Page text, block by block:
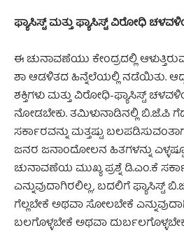
ಫ್ಯಾಸಿಸ್ಟ್ ಮತ್ತು ಫ್ಯಾಸಿಸ್ಟ್ ವಿರೋಧಿ
ಈ ಚುನಾವಣೆಯು ಕೇಂದ್ರದಲ್ಲಿ
ಶಾ ಆಡಳಿತದ ಹಿನ್ನೆಲೆಯಲ್ಲಿ ನಡೆಯಿತು.
ಶಕ್ತಿಗಳು ಮತ್ತು ವಿರೋಧಿ-ಫ್ಯಾಸಿಸ್ಟ್
ನೋಡಬೇಕು. ತಮಿಳುನಾಡಿನಲ್ಲಿ ಬಿ.ಜೆ.ಪಿ
ಸರ್ಕಾರವನ್ನು ಮತ್ತಷ್ಟು
ಜನರ ಜನಾಂದೋಲನ ಹಿತಗಳನ್ನು
ಚುನಾವಣೆಯ ಮುಖ್ಯ ಪ್ರಶ್ನೆ ಡಿ.ಎಂ.ಕೆ
ಎನ್ನುವುದಾಗಿರಲಿಲ್ಲ, ಬದಲಿಗೆ ಫ್ಯಾಸಿಸ್ಟ್
ಗೆಲ್ಲಬೇಕೆ ಅಥವಾ ಸೋಲಬೇಕೆ
ಬಲಗೊಳ್ಳಬೇಕೆ ಅಥವಾ ದುರ್ಬಲಗೊಳ್ಳಬೇಕೆ